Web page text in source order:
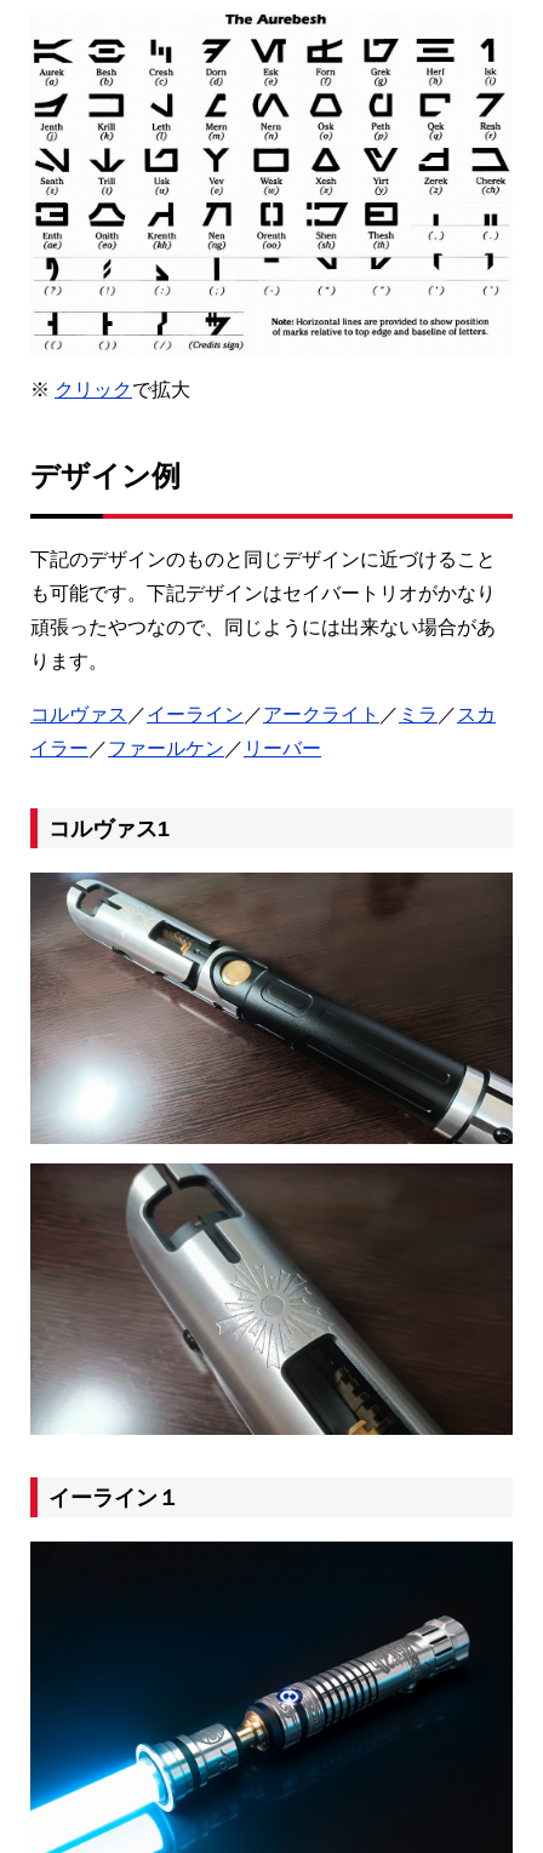
※ クリックで拡大
デザイン例
下記のデザインのものと同じデザインに近づけること
も可能です。下記デザインはセイバートリオがかなり
頑張ったやつなので、同じようには出来ない場合があ
ります。
コルヴァス ／イーライン ／アークライト ／ ミラ ／ スカ
イラー ／ファールケン ／ リーバー
コルヴァス1
イーライン１